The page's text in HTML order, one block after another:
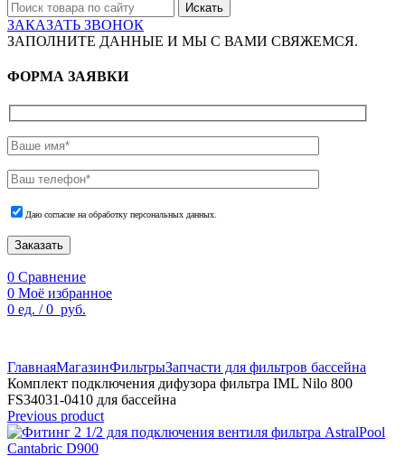
Искать
ЗАКАЗАТЬ ЗВОНОК
ЗАПОЛНИТЕ ДАННЫЕ И МЫ С ВАМИ СВЯЖЕМСЯ.
ФОРМА ЗАЯВКИ
Даю согласие на обработку персональных данных.
Заказать
0 Сравнение
0 Моё избранное
0 ед. / 0 руб.
ГлавнаяМагазинФильтрыЗапчасти для фильтров бассейна
Комплект подключения дифузора фильтра IML Nilo 800
FS34031-0410 для бассейна
Previous product